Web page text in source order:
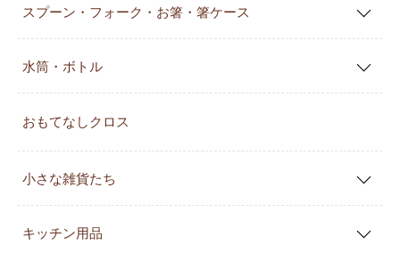
スプーン・フォーク・お箸・箸ケース
水筒・ボトル
おもてなしクロス
小さな雑貨たち
キッチン用品